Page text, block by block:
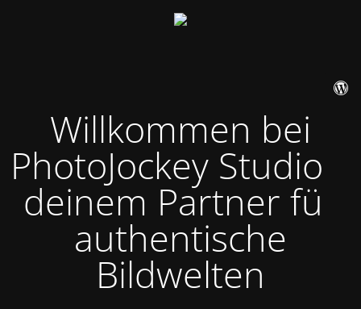
Willkommen bei
PhotoJockey Studio –
deinem Partner für
authentische
Bildwelten